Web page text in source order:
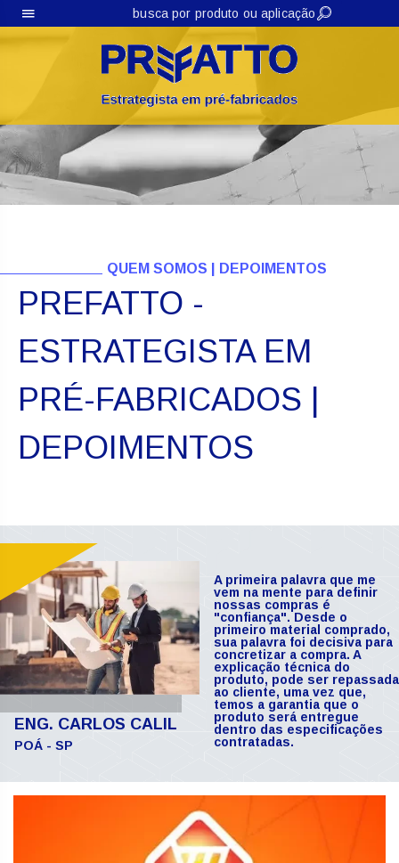
LAJES PROTENDIDAS
QUEM SOMOS | DEPOIMENTOS
PREFATTO -
ESTRATEGISTA EM
PRÉ-FABRICADOS |
DEPOIMENTOS
ENG. CARLOS CALIL
POÁ - SP
A primeira palavra que me
vem na mente para definir
nossas compras é
"confiança". Desde o
primeiro material comprado,
sua palavra foi decisiva para
concretizar a compra. A
explicação técnica do
produto, pode ser repassada
ao cliente, uma vez que,
temos a garantia que o
produto será entregue
dentro das especificações
contratadas.